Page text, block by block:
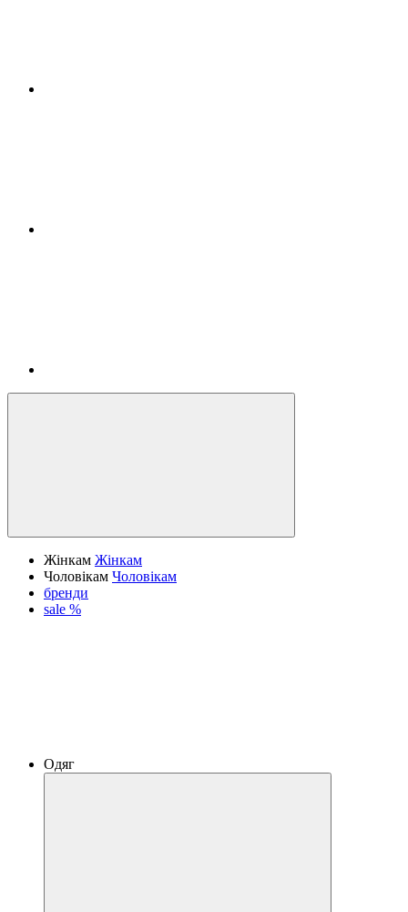
Жінкам Жінкам
Чоловікам Чоловікам
бренди
sale %
Одяг